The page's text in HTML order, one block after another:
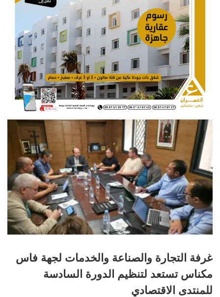
غرفة التجارة والصناعة والخدمات لجهة فاس
مكناس تستعد لتنظيم الدورة السادسة
للمنتدى الاقتصادي